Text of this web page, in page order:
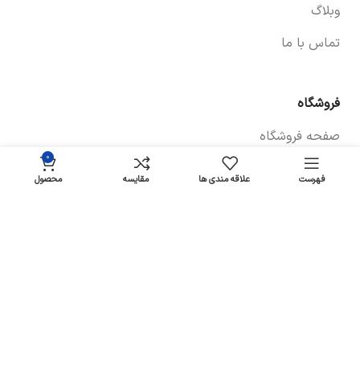
وبلاگ
تماس با ما
فروشگاه
صفحه فروشگاه
شرایط پرداخت و ارسال
فهرست علاقه مندی ها مقایسه
۰
محصول